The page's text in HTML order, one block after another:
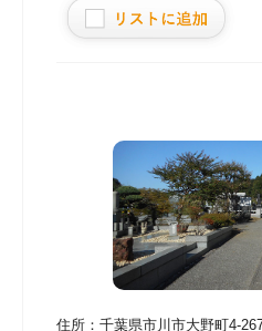
住所： 千葉県市川市大野町4-